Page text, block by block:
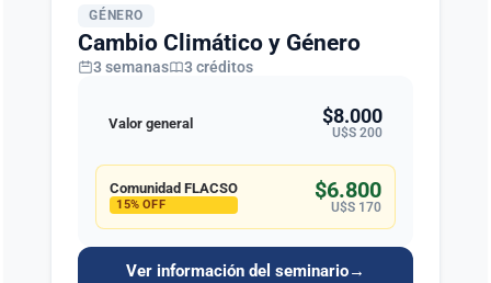
GÉNERO
Cambio Climático y Género
3 semanas 3 créditos
Valor general $8.000
U$S 200
Comunidad FLACSO
15% OFF
$6.800
U$S 170
Ver información del seminario→